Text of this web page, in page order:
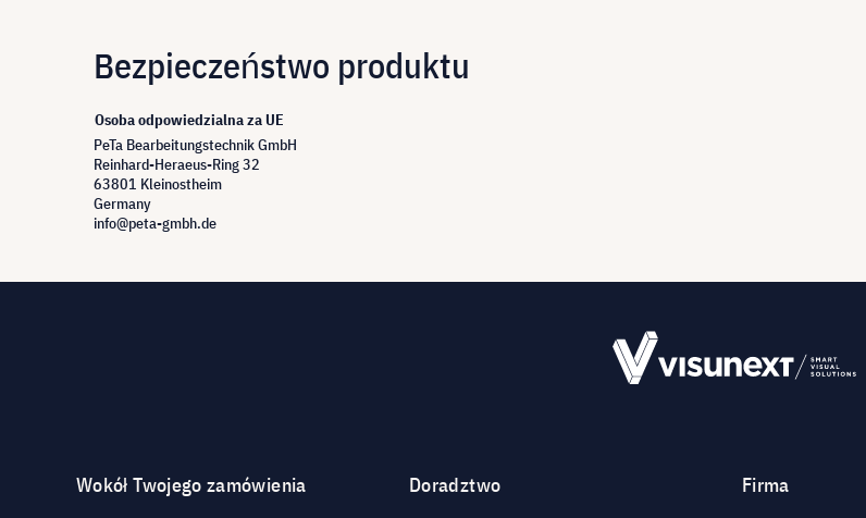
Bezpieczeństwo produktu
Osoba odpowiedzialna za UE
PeTa Bearbeitungstechnik GmbH
Reinhard-Heraeus-Ring 32
63801 Kleinostheim
Germany
info@peta-gmbh.de
Wokół Twojego zamówienia Doradztwo Firma